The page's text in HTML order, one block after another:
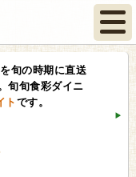
旬の時期に直送
旬旬食彩ダイニ
ト です。